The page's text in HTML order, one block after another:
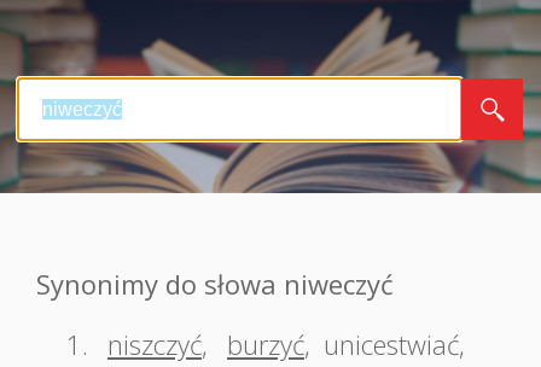
Synonimy do słowa niweczyć
1.
niszczyć, burzyć, unicestwiać,